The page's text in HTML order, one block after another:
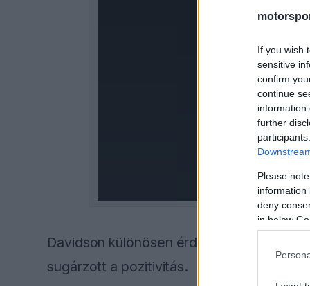
If you wish
sensitive
confirm
continue
information
further
Please
information
deny
in below
Davidson különösen érdekesnek találta
sugárzott a pozitivitás.